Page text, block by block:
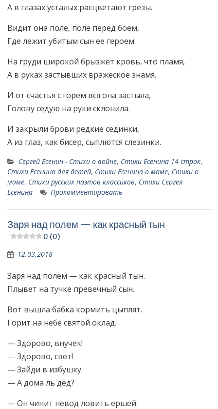
А в глазах усталых расцветают грезы.
Видит она поле, поле перед боем,
Где лежит убитым сын ее героем.
На груди широкой брызжет кровь, что пламя,
А в руках застывших вражеское знамя.
И от счастья с горем вся она застыла,
Голову седую на руки склонила.
И закрыли брови редкие сединки,
А из глаз, как бисер, сыплются слезинки.
Сергей Есенин - Стихи о войне, Стихи Есенина 14 строк,
Стихи Есенина для детей, Стихи Есенина о маме, Стихи о
маме, Стихи русских поэтов классиков, Стихи Сергея
Есенина
Прокомментировать
Заря над полем — как красный тын
0 (0)
12.03.2018
Заря над полем — как красный тын.
Плывет на тучке превечный сын.
Вот вышла бабка кормить цыплят.
Горит на небе святой оклад.
— Здорово, внучек!
— Здорово, свет!
— Зайди в избушку.
— А дома ль дед?
— Он чинит невод ловить ершей.